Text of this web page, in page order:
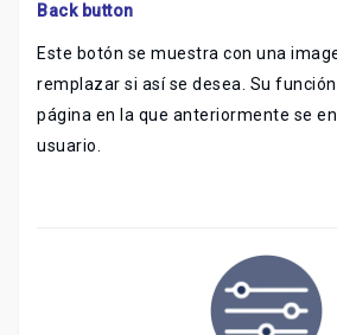
Back button
Este botón se muestra con una
remplazar si así se desea. Su
página en la que anteriormente se
usuario.